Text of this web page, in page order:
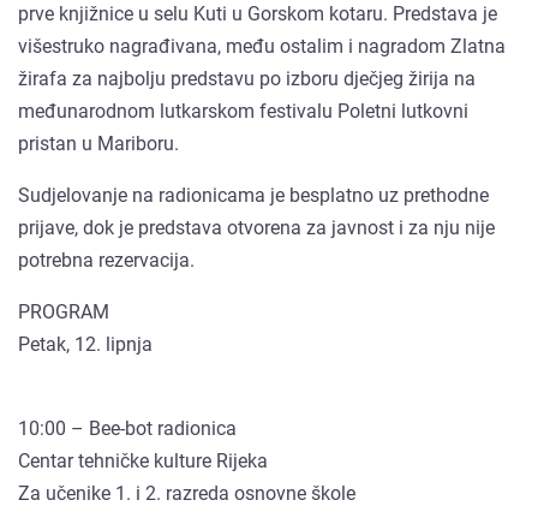
prve knjižnice u selu Kuti u Gorskom kotaru. Predstava je
višestruko nagrađivana, među ostalim i nagradom Zlatna
žirafa za najbolju predstavu po izboru dječjeg žirija na
međunarodnom lutkarskom festivalu Poletni lutkovni
pristan u Mariboru.
Sudjelovanje na radionicama je besplatno uz prethodne
prijave, dok je predstava otvorena za javnost i za nju nije
potrebna rezervacija.
PROGRAM
Petak, 12. lipnja
10:00 – Bee-bot radionica
Centar tehničke kulture Rijeka
Za učenike 1. i 2. razreda osnovne škole